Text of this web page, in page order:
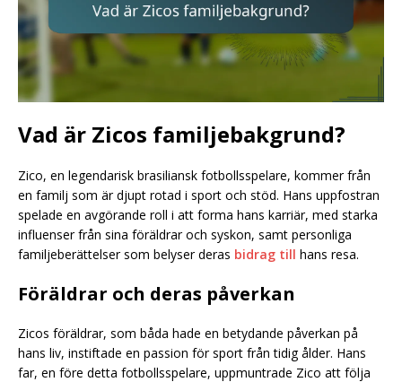
Vad är Zicos familjebakgrund?
Zico, en legendarisk brasiliansk fotbollsspelare, kommer från
en familj som är djupt rotad i sport och stöd. Hans uppfostran
spelade en avgörande roll i att forma hans karriär, med starka
influenser från sina föräldrar och syskon, samt personliga
familjeberättelser som belyser deras bidrag till hans resa.
Föräldrar och deras påverkan
Zicos föräldrar, som båda hade en betydande påverkan på
hans liv, instiftade en passion för sport från tidig ålder. Hans
far, en före detta fotbollsspelare, uppmuntrade Zico att följa